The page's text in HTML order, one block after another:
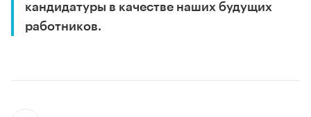
кандидатуры в качестве наших будущих
работников.